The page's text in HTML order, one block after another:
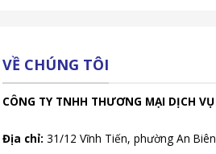
VỀ CHÚNG TÔI
CÔNG TY TNHH THƯƠNG MẠI DỊCH
Địa chỉ: 31/12 Vĩnh Tiến, phường An